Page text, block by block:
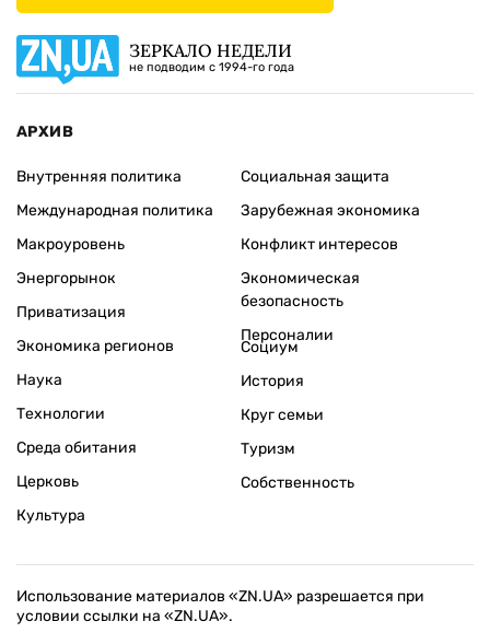
ЗЕРКАЛО НЕДЕЛИ
не подводим с 1994-го года
АРХИВ
Внутренняя политика
Международная политика
Макроуровень
Энергорынок
Приватизация
Экономика регионов
Социальная защита
Зарубежная экономика
Конфликт интересов
Экономическая
безопасность
Персоналии
Наука
Технологии
Среда обитания
Церковь
Культура
Социум
История
Круг семьи
Туризм
Собственность
Использование материалов «ZN.UA» разрешается при
условии ссылки на «ZN.UA».